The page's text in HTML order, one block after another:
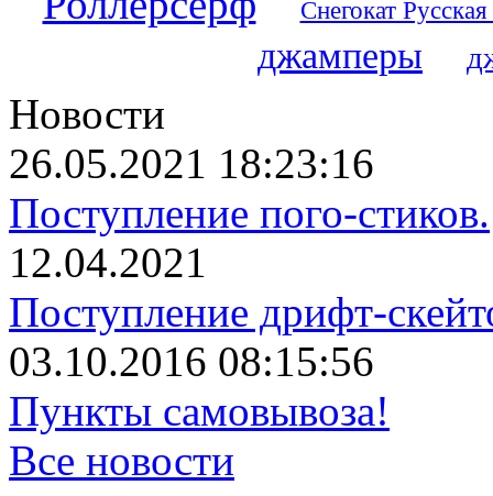
Снегокат
джамперы
Новости
26.05.2021 18:23:16
Поступление пого-стиков.
12.04.2021
Поступление дрифт-
03.10.2016 08:15:56
Пункты самовывоза!
Все новости